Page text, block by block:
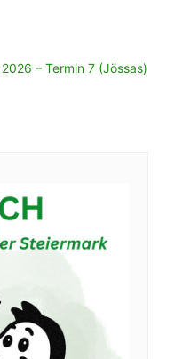
– Termin 7 (Jössas)